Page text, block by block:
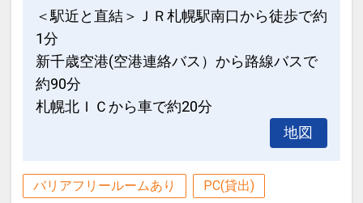
＜駅近と直結＞ＪＲ札幌駅南口から徒歩で約
1分
新千歳空港(空港連絡バス）から路線バスで
約90分
札幌北ＩＣから車で約20分
地図
バリアフリールームあり PC(貸出)